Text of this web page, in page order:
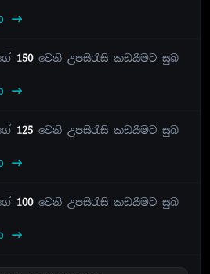
150වෙනි උපසිරැසි කඩයීමට සුබ
125 වෙනි උපසිරැසි කඩයීමට සුබ
100වෙනි උපසිරැසි කඩයීමට සුබ